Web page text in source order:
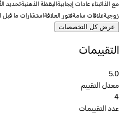
مع الذاتبناء عادات إيجابية اليقظة الذهنيةتحديد
زوجيةعلاقات سامةفتور العلاقة استشارات ما قبل
عرض كل التخصصات
التقييمات
5.0
معدل التقييم
4
عدد التقييمات